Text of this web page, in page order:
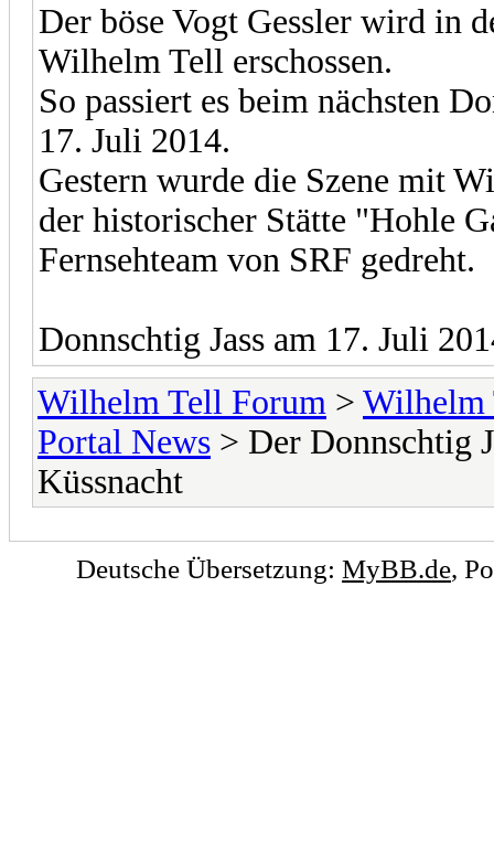
Der böse Vogt Gessler wird in
Wilhelm Tell erschossen.
So passiert es beim nächsten
17. Juli 2014.
Gestern wurde die Szene mit
der historischer Stätte "Hohle
Fernsehteam von SRF gedreht.
Donnschtig Jass am 17. Juli
Wilhelm Tell Forum > Wilhelm
Portal News > Der Donnschtig
Küssnacht
Deutsche Übersetzung: MyBB.de,